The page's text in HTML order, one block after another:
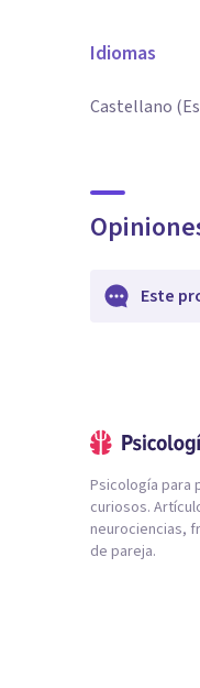
Idiomas
Castellano
Este
Psicología para
curiosos.
neurociencias,
de pareja.